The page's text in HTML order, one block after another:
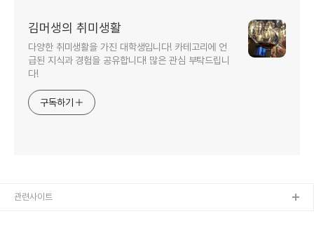
김머생의 취미생활
다양한 취미생활을 가진 대학생입니다! 카테고리에 언
급된 지식과 경험을 공유합니다! 많은 관심 부탁드립니
다!
구독하기
관련사이트